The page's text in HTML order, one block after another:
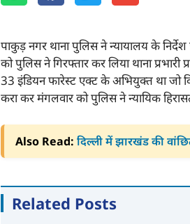
पाकुड़ नगर थाना पुलिस ने न्यायालय के निर्देश
को पुलिस ने गिरफ्तार कर लिया थाना
33 इंडियन फारेस्ट एक्ट के अभियुक्त था जो
करा कर मंगलवार को पुलिस ने न्यायिक
Also Read: दिल्ली में झारखंड की
Related Posts